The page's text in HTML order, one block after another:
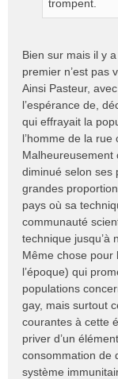
trompent.
Bien sur mais il y
premier n’est pas
Ainsi Pasteur,
l’espérance de,
qui effrayait la
l’homme de la
Malheureusement
diminué selon ses
grandes
pays où sa
communauté
technique jusqu’à
Même chose pour
l’époque) qui
populations
gay, mais surtout
courantes à cette
priver d’un
consommation de
système